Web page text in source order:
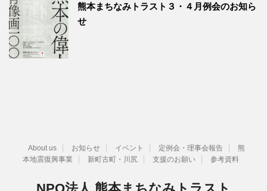
熊本まちなみトラスト３・４月例会のお知ら
せ
About us お知らせ イベント 定例会・理事会報告
熊
本地震復興事業
新町古町・川尻 支援のお願い 参考資料